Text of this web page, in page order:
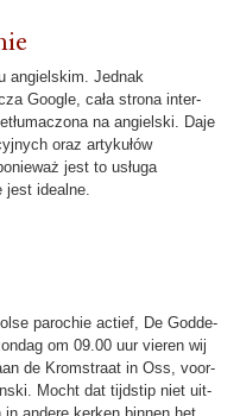
angielskim. Jednak
Google, cała strona in­ter­
na angielski. Daje
oraz artykułów
jest to usługa
jest idealne.
pa­ro­chie actief, De God­de­
om 09.00 uur vieren wij
de Krom­straat in Oss, voor­
Mocht dat tijdstip niet uit­